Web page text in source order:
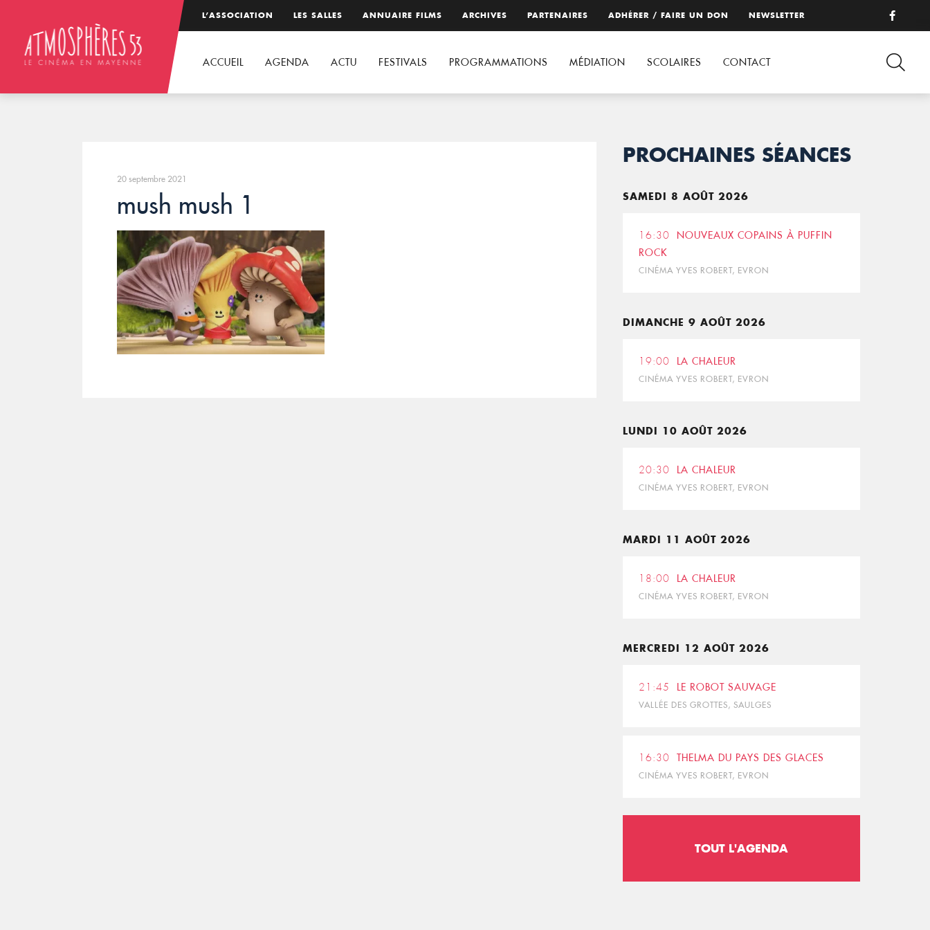
L’ASSOCIATION LES SALLES ANNUAIRE FILMS ARCHIVES PARTENAIRES ADHÉRER / FAIRE UN DON NEWSLETTER
ACCUEIL AGENDA ACTU FESTIVALS PROGRAMMATIONS MÉDIATION SCOLAIRES CONTACT
20 septembre 2021
mush mush 1
PROCHAINES SÉANCES
SAMEDI 8 AOÛT 2026
16:30
NOUVEAUX COPAINS À PUFFIN
ROCK
CINÉMA YVES ROBERT, EVRON
DIMANCHE 9 AOÛT 2026
19:00 LA CHALEUR
CINÉMA YVES ROBERT, EVRON
LUNDI 10 AOÛT 2026
20:30 LA CHALEUR
CINÉMA YVES ROBERT, EVRON
MARDI 11 AOÛT 2026
18:00 LA CHALEUR
CINÉMA YVES ROBERT, EVRON
MERCREDI 12 AOÛT 2026
21:45 LE ROBOT SAUVAGE
VALLÉE DES GROTTES, SAULGES
16:30 THELMA DU PAYS DES GLACES
CINÉMA YVES ROBERT, EVRON
TOUT L'AGENDA